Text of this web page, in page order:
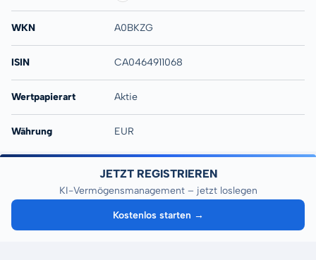
WKN A0BKZG
ISIN CA0464911068
Wertpapierart Aktie
Währung EUR
JETZT REGISTRIEREN
KI-Vermögensmanagement – jetzt loslegen
Kostenlos starten →